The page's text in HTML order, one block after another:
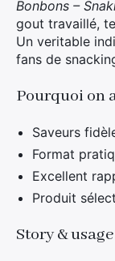
Bonbons –
gout travaillé,
Un veritable
fans de
Pourquoi on
Saveurs
Format
Excellent
Produit
Story & usage